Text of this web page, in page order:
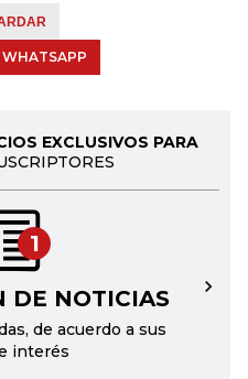
WHATSAPP
EXCLUSIVOS PARA
1
DE NOTICIAS
de acuerdo a sus
interés
→